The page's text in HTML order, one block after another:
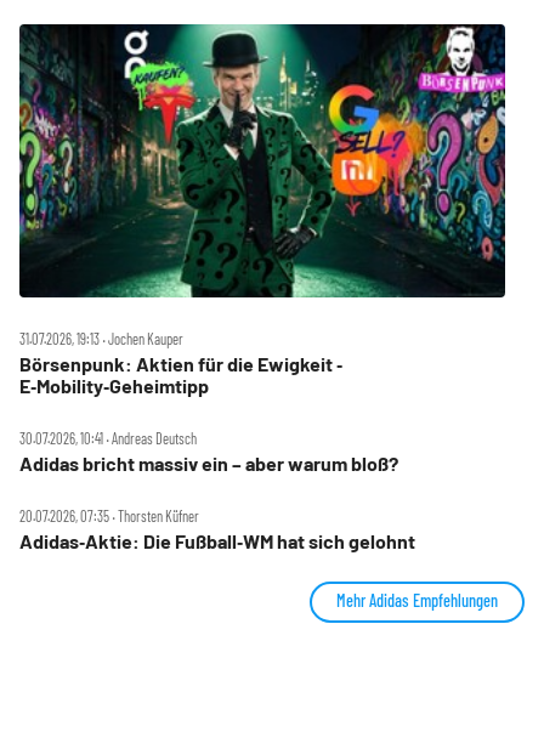
31.07.2026, 19:13 ‧ Jochen Kauper
Börsenpunk: Aktien für die Ewigkeit ‑
E‑Mobility‑Geheimtipp
30.07.2026, 10:41 ‧ Andreas Deutsch
Adidas bricht massiv ein – aber warum bloß?
20.07.2026, 07:35 ‧ Thorsten Küfner
Adidas‑Aktie: Die Fußball‑WM hat sich gelohnt
Mehr Adidas Empfehlungen